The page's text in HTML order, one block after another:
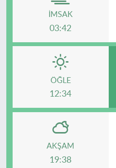
İMSAK
03:42
ÖĞLE
12:34
AKŞAM
19:38